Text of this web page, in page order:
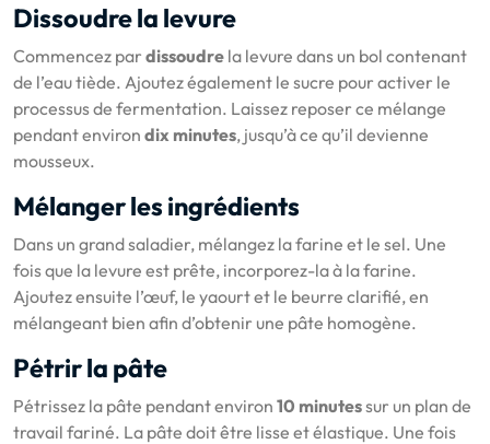
Dissoudre la levure
Commencez par dissoudre la levure dans un bol contenant
de l’eau tiède. Ajoutez également le sucre pour activer le
processus de fermentation. Laissez reposer ce mélange
pendant environ dix minutes, jusqu’à ce qu’il devienne
mousseux.
Mélanger les ingrédients
Dans un grand saladier, mélangez la farine et le sel. Une
fois que la levure est prête, incorporez-la à la farine.
Ajoutez ensuite l’œuf, le yaourt et le beurre clarifié, en
mélangeant bien afin d’obtenir une pâte homogène.
Pétrir la pâte
Pétrissez la pâte pendant environ 10 minutessur un plan de
travail fariné. La pâte doit être lisse et élastique. Une fois